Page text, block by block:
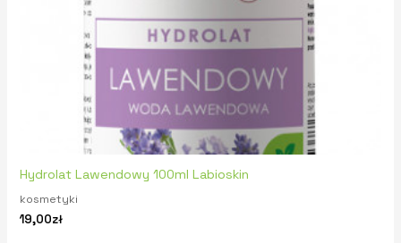
Hydrolat Lawendowy 100ml Labioskin
kosmetyki
19,00zł